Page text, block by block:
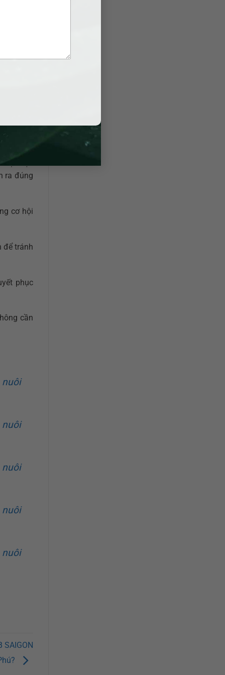
liên
diện
ra đúng
cơ hội
để tránh
phục
cần